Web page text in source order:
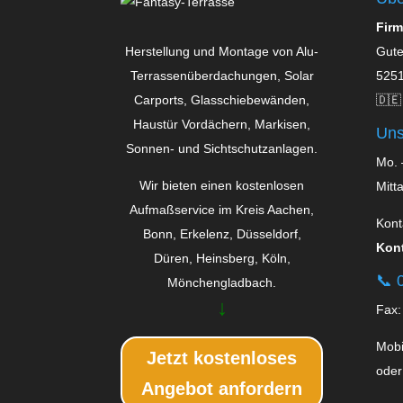
Herstellung und Montage von Alu-
Terrassenüberdachungen, Solar
Carports, Glas­schiebe­wänden,
Haustür Vordächern, Markisen,
Sonnen- und Sichtschutzanlagen.
Wir bieten einen kostenlosen
Aufmaßservice im Kreis Aachen,
Bonn, Erkelenz, Düsseldorf,
Düren, Heinsberg, Köln,
Mönchengladbach.
↓
Jetzt kostenloses
Angebot anfordern
🇩🇪
Mo.
📞